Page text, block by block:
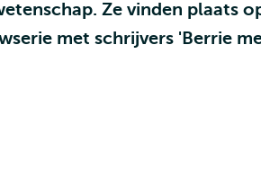
Ze vinden plaats
met schrijvers 'Berrie